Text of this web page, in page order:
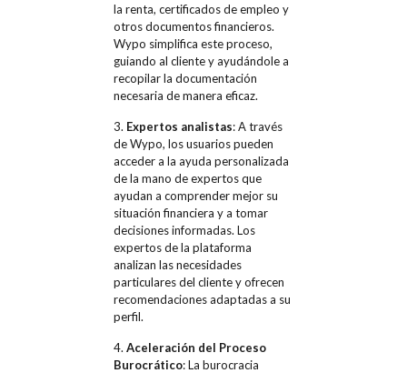
la renta, certificados de empleo y
otros documentos financieros.
Wypo simplifica este proceso,
guiando al cliente y ayudándole a
recopilar la documentación
necesaria de manera eficaz.
3. Expertos analistas: A través
de Wypo, los usuarios pueden
acceder a la ayuda personalizada
de la mano de expertos que
ayudan a comprender mejor su
situación financiera y a tomar
decisiones informadas. Los
expertos de la plataforma
analizan las necesidades
particulares del cliente y ofrecen
recomendaciones adaptadas a su
perfil.
4. Aceleración del Proceso
Burocrático: La burocracia